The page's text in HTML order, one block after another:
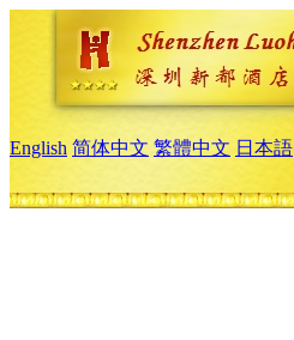
English 简体中文 繁體中文 日本語